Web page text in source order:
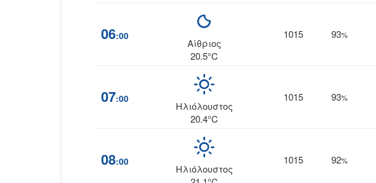
06:00
Αίθριος
20.5°C
1015 93%
07:00
Ηλιόλουστος
20.4°C
1015 93%
08:00
Ηλιόλουστος
1015 92%